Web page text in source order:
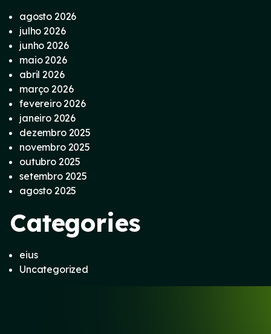
agosto 2026
julho 2026
junho 2026
maio 2026
abril 2026
março 2026
fevereiro 2026
janeiro 2026
dezembro 2025
novembro 2025
outubro 2025
setembro 2025
agosto 2025
Categories
eius
Uncategorized